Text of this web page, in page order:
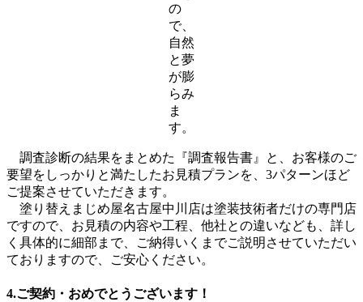
の
で、
自然
と夢
が膨
らみ
ま
す。
調査診断の結果をまとめた『調査報告書』と、お客様のご
要望をしっかりと満たしたお見積プランを、3パターンほど
ご提案させていただきます。
塗り替えまじめ屋名古屋中川店は塗装技術者だけの専門店
ですので、お見積の内容や工程、他社との違いなども、詳し
く具体的に細部まで、ご納得いくまでご説明させていただい
ておりますので、ご安心ください。
4.ご契約・おめでとうございます！